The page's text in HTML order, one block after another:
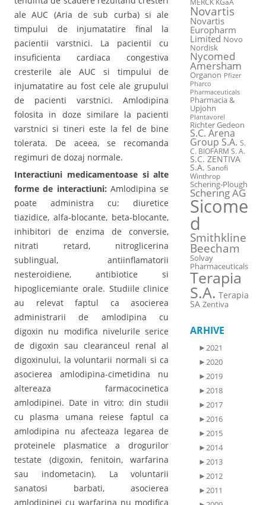
ale AUC (Aria de sub curba) si ale
timpului de injumatatire final la
pacientii varstnici. La pacientii cu
insuficienta cardiaca congestiva
cresterile ale AUC si timpului de
injumatatire au fost cele ale grupului
de pacienti varstnici. Amlodipina
folosita in doze similare la pacienti
varstnici si tineri este la fel de bine
tolerata. De aceea, se recomanda
regimuri de dozaj normale.
Interactiuni medicamentoase si alte
forme de interactiuni: Amlodipina se
poate administra cu: diuretice
tiazidice, alfa-blocante, beta-blocante,
inhibitori de enzima de conversie,
nitrati retard, nitroglicerina
sublingual, antiinflamatorii
nesteroidiene, antibiotice si
hipoglicemiante orale. Studiile clinice
au relevat faptul ca asocierea
administrarii de amlodipina cu
digoxin nu modifica nivelurile serice
de digoxin sau clearanceul renal al
digoxinului, la voluntarii normali si ca
asocierea amlodipina-cimetidina nu
altereaza farmacocinetica
amlodipinei. Date in vitro: din studii
cu plasma umana reiese faptul ca
amlodipina nu afecteaza legarea de
proteinele plasmatice a drogurilor
testate (digoxin, fenitoin, warfarina
sau indometacin). La voluntarii
sanatosi barbati, asocierea
amlodipinei cu warfarina nu modifica
MERCK KGaA
Novartis
Novartis
Europharm
Limited Novo
Nordisk
Nycomed
Amersham
Organon Pfizer
Pharco
Pharmaceuticals
Pharmacia &
Upjohn
Plantavorel
Richter Gedeon
S.C. Arena
Group S.A. S.
C. BIOFARM S. A.
S.C. ZENTIVA
S.A. Sanofi
Winthrop
Schering-Plough
Schering AG
Sicome
d
Smithkline
Beecham
Solvay
Pharmaceuticals
Terapia
S.A. Terapia
SA Zentiva
ARHIVE
►2021
►2020
►2019
►2018
►2017
►2016
►2015
►2014
►2013
►2012
►2011